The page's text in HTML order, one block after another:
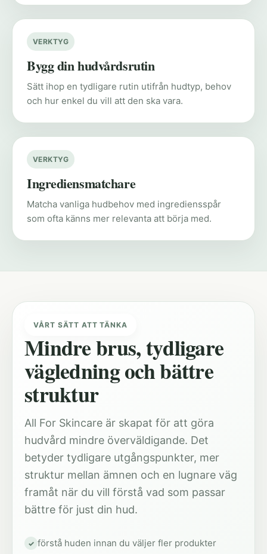
VERKTYG
Bygg din hudvårdsrutin
Sätt ihop en tydligare rutin utifrån hudtyp, behov
och hur enkel du vill att den ska vara.
VERKTYG
Ingrediensmatchare
Matcha vanliga hudbehov med ingrediensspår
som ofta känns mer relevanta att börja med.
VÅRT SÄTT ATT TÄNKA
Mindre brus, tydligare
vägledning och bättre
struktur
All For Skincare är skapat för att göra
hudvård mindre överväldigande. Det
betyder tydligare utgångspunkter, mer
struktur mellan ämnen och en lugnare väg
framåt när du vill förstå vad som passar
bättre för just din hud.
förstå huden innan du väljer fler produkter